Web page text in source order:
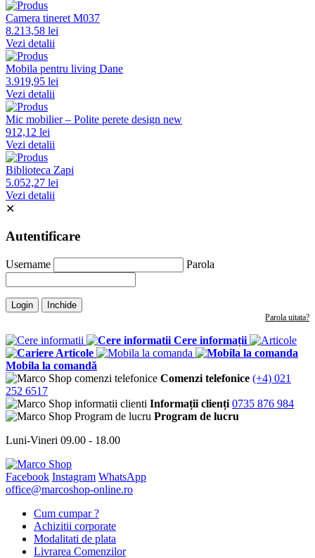
Camera tineret M037
8.213,58 lei
Vezi detalii
Mobila pentru living Dane
3.919,95 lei
Vezi detalii
Mic mobilier – Polite perete design new
912,12 lei
Vezi detalii
Biblioteca Zapi
5.052,27 lei
Vezi detalii
✕
Autentificare
Username Parola
Login Inchide
Parola uitata?
Cere informații
Articole
Mobila la comandă
Comenzi telefonice (+4) 021
252 6517
Informații clienți 0735 876 984
Program de lucru
Luni-Vineri 09.00 - 18.00
Facebook Instagram WhatsApp
office@marcoshop-online.ro
Cum cumpar ?
Achizitii corporate
Modalitati de plata
Livrarea Comenzilor